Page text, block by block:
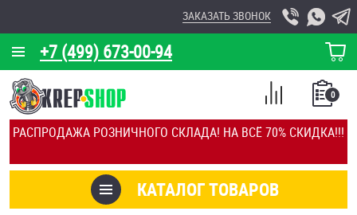
РАСПРОДАЖА РОЗНИЧНОГО СКЛАДА! НА ВСЁ 70% СКИДКА!!!
+7 (499) 673-00-94
ЗАКАЗАТЬ ЗВОНОК
КОРЗИНА
О КОМПАНИИ
КАЛЬКУЛЯТОР
ОТЗЫВЫ
КАТАЛОГ ТОВАРОВ
0
СПИСОК
СРАВНЕНИЕ